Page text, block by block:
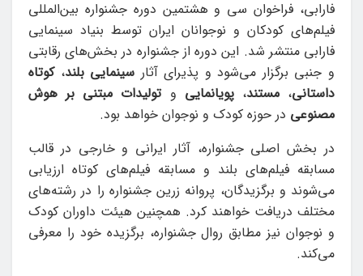
فارابی، فراخوان سی و هشتمین دوره جشنواره بین‌المللی
فیلم‌های کودکان و نوجوانان ایران توسط بنیاد سینمایی
فارابی منتشر شد. این دوره از جشنواره در بخش‌های رقابتی
و جنبی برگزار می‌شود و پذیرای آثار سینمایی بلند،کوتاه
داستانی،مستند،پویانمایی وتولیدات مبتنی بر هوش
مصنوعی در حوزه کودک و نوجوان خواهد بود.
در بخش اصلی جشنواره، آثار ایرانی و خارجی در قالب
مسابقه فیلم‌های بلند و مسابقه فیلم‌های کوتاه ارزیابی
می‌شوند و برگزیدگان، پروانه زرین جشنواره را در رشته‌های
مختلف دریافت خواهند کرد. همچنین هیئت داوران کودک
و نوجوان نیز مطابق روال جشنواره، برگزیده خود را معرفی
می‌کند.